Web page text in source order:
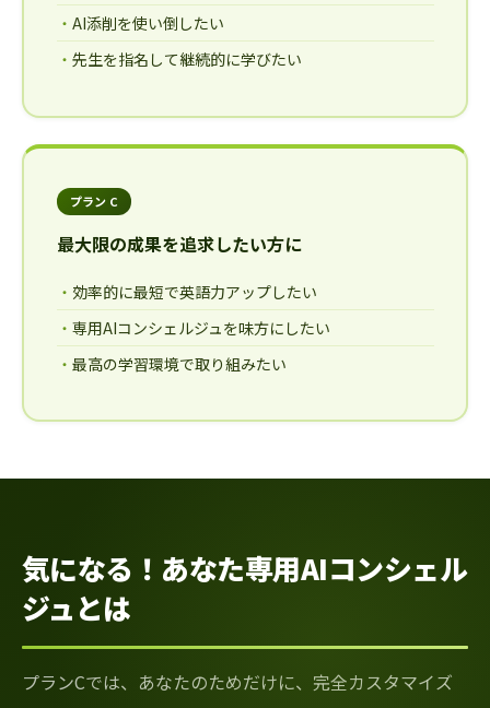
AI添削を使い倒したい
先生を指名して継続的に学びたい
プラン C
最大限の成果を追求したい方に
効率的に最短で英語力アップしたい
専用AIコンシェルジュを味方にしたい
最高の学習環境で取り組みたい
気になる！あなた専用AIコンシェル
ジュとは
プランCでは、あなたのためだけに、完全カスタマイズ